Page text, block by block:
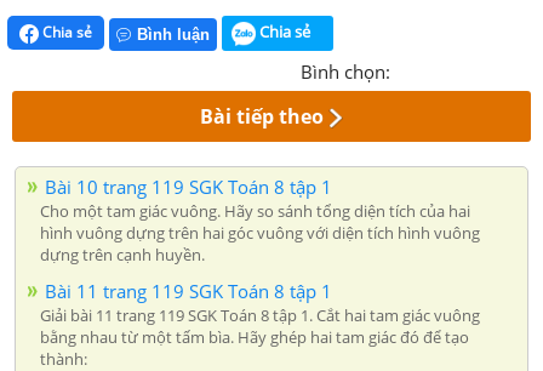
Chia sẻ Bình luận Chia sẻ
Bình chọn:
Bài tiếp theo
Bài 10 trang 119 SGK Toán 8 tập 1
Cho một tam giác vuông. Hãy so sánh tổng diện tích của hai
hình vuông dựng trên hai góc vuông với diện tích hình vuông
dựng trên cạnh huyền.
Bài 11 trang 119 SGK Toán 8 tập 1
Giải bài 11 trang 119 SGK Toán 8 tập 1. Cắt hai tam giác vuông
bằng nhau từ một tấm bìa. Hãy ghép hai tam giác đó để tạo
thành: